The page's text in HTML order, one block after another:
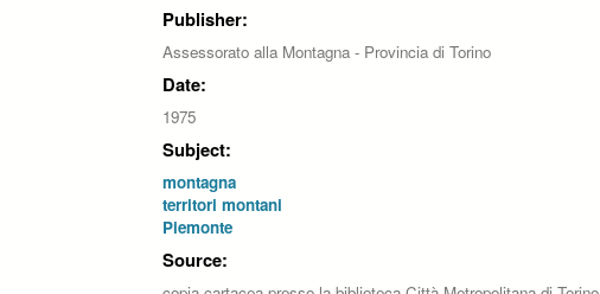
Publisher:
Assessorato alla Montagna - Provincia di Torino
Date:
1975
Subject:
montagna
territori montani
Piemonte
Source: